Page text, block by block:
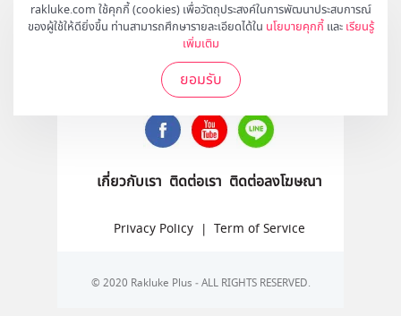
rakluke.com ใช้คุกกี้ (cookies) เพื่อวัตถุประสงค์ในการพัฒนาประสบการณ์
ของผู้ใช้ให้ดียิ่งขึ้น ท่านสามารถศึกษารายละเอียดได้ใน นโยบายคุกกี้ และ เรียนรู้
เพิ่มเติม
ยอมรับ
ติดตามเราได้ที่
เกี่ยวกับเรา ติดต่อเรา ติดต่อลงโฆษณา
Privacy Policy | Term of Service
© 2020 Rakluke Plus - ALL RIGHTS RESERVED.